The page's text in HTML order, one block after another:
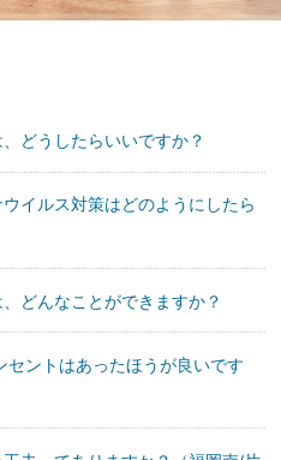
どうしたらいいですか？
イルス対策はどのようにしたら
どんなことができますか？
セントはあったほうが良いです